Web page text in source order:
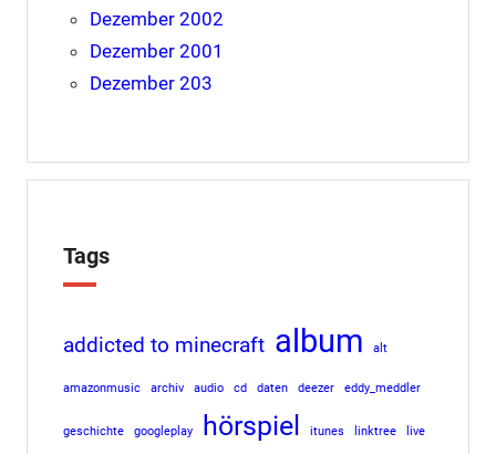
Dezember 2002
Dezember 2001
Dezember 203
Tags
addicted to minecraft album alt
amazonmusic archiv audio cd daten deezer eddy_meddler
geschichte googleplay hörspiel itunes linktree live